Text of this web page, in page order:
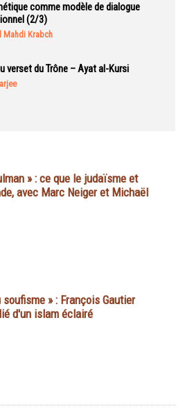
comme modèle de dialogue
(2/3)
Mahdi Krabch
verset du Trône – Ayat al-Kursi
» : ce que le judaïsme et
avec Marc Neiger et Michaël
» : François Gautier
d'un islam éclairé